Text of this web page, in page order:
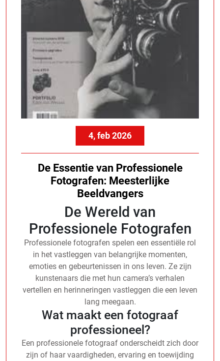
4, feb 2026
De Essentie van Professionele
Fotografen: Meesterlijke
Beeldvangers
De Wereld van
Professionele Fotografen
Professionele fotografen spelen een essentiële rol
in het vastleggen van belangrijke momenten,
emoties en gebeurtenissen in ons leven. Ze zijn
kunstenaars die met hun camera’s verhalen
vertellen en herinneringen vastleggen die een leven
lang meegaan.
Wat maakt een fotograaf
professioneel?
Een professionele fotograaf onderscheidt zich door
zijn of haar vaardigheden, ervaring en toewijding